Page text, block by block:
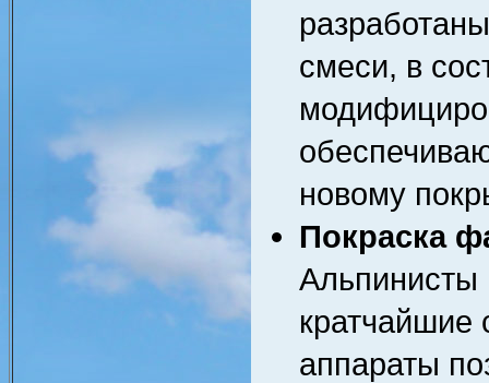
смеси, в
новому
Покраска
Альпинисты
кратчайшие
аппараты